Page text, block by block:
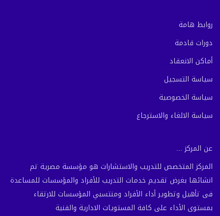
روابط هامة
دورات قادمة
أماكن الانعقاد
سياسة التسجيل
سياسة الخصوصية
سياسة الالغاء والاسترجاع
عن المركز ...
المركز المتخصص للتدريب والاستشارات هو مؤسسة مصرية تم
انشائها بغرض تقديم خدمات التدريب للأفراد والمؤسسات للمساعدة
فى تأهيل وتطوير أداء الأفراد ومنتسبي المؤسسات للارتقاء
بمستوى الأداء على كافة المستويات الادارية والفنية